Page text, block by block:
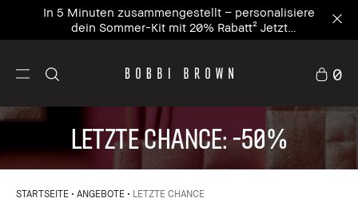
Jetzt zum Newsletter anmelden und 15% auf
deine erste Bestellung mit dem Code
WELCOME15⁴ sichern
0
LETZTE CHANCE: -50%
STARTSEITE ANGEBOTE LETZTE CHANCE